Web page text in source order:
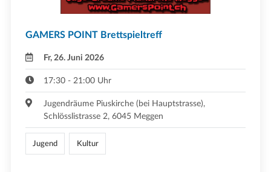
GAMERS POINT Brettspieltreff
Fr, 26. Juni 2026
17:30 - 21:00 Uhr
Jugendräume Piuskirche (bei Hauptstrasse),
Schlösslistrasse 2, 6045 Meggen
Jugend Kultur